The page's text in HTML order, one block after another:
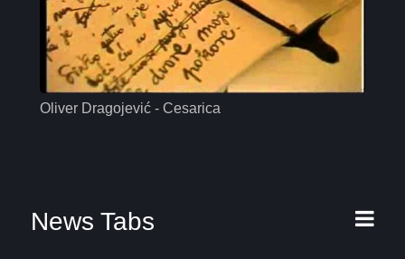
Oliver Dragojević - Cesarica
News Tabs